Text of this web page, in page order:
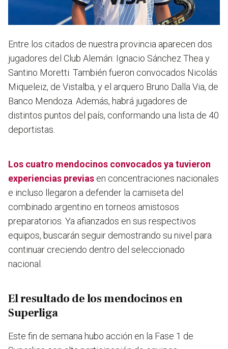
Entre los citados de nuestra provincia aparecen dos
jugadores del Club Alemán: Ignacio Sánchez Thea y
Santino Moretti. También fueron convocados Nicolás
Miqueleiz, de Vistalba, y el arquero Bruno Dalla Via, de
Banco Mendoza. Además, habrá jugadores de
distintos puntos del país, conformando una lista de 40
deportistas.
Los cuatro mendocinos convocados ya tuvieron
experiencias previas en concentraciones nacionales
e incluso llegaron a defender la camiseta del
combinado argentino en torneos amistosos
preparatorios. Ya afianzados en sus respectivos
equipos, buscarán seguir demostrando su nivel para
continuar creciendo dentro del seleccionado
nacional.
El resultado de los mendocinos en
Superliga
Este fin de semana hubo acción en la Fase 1 de